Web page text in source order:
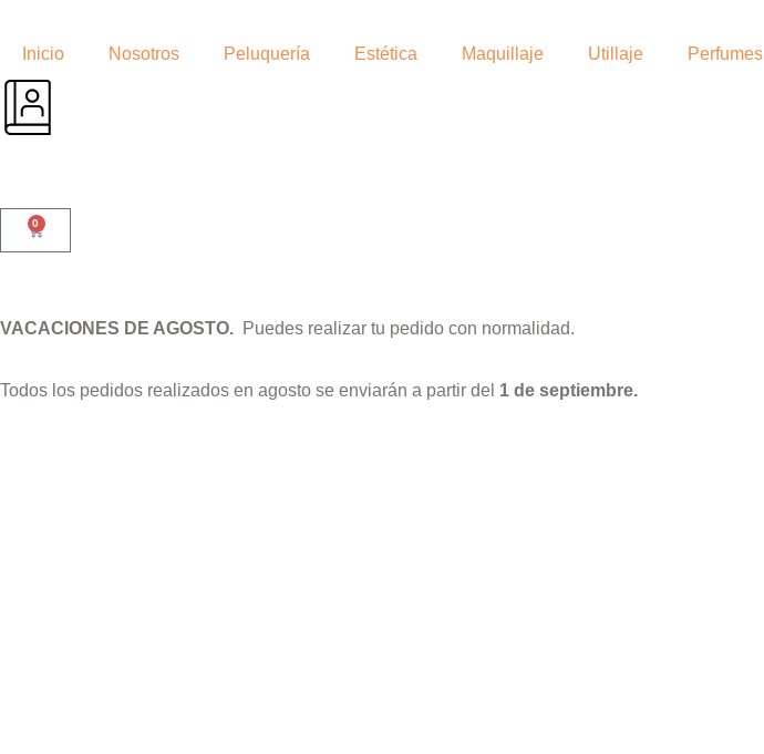
Inicio Nosotros Peluquería Estética Maquillaje Utillaje Perfumes
0
VACACIONES DE AGOSTO. Puedes realizar tu pedido con normalidad.
Todos los pedidos realizados en agosto se enviarán a partir del 1 de septiembre.